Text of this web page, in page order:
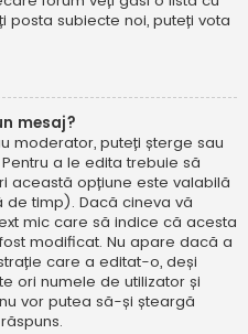
posta subiecte noi, puteți vota
mesaj?
moderator, puteți șterge sau
a le edita trebuie să
această opțiune este valabilă
timp). Dacă cineva vă
mic care să indice că acesta
modificat. Nu apare dacă a
care a editat-o, deși
ori numele de utilizator și
vor putea să-și șteargă